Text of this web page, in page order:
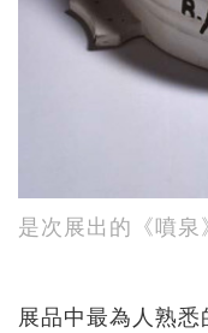
是次展出的《噴
展品中最為人熟悉